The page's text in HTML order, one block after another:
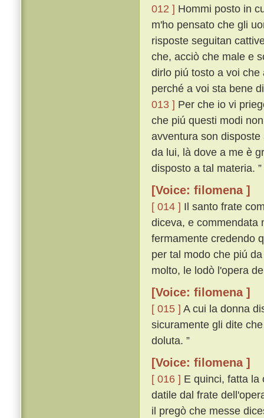
012 ] Hommi posto in
m'ho pensato che gli
risposte seguitan
che, acciò che male e
dirlo piú tosto a voi
perché a voi sta bene
013 ] Per che io vi
che piú questi modi
avventura son
da lui, là dove a me è
disposto a tal materia.
[Voice: filomena ]
[ 014 ] Il santo frate
diceva, e commendata
fermamente credendo
per tal modo che piú
molto, le lodò l'opera
[Voice: filomena ]
[ 015 ] A cui la donna
sicuramente gli dite
doluta. ”
[Voice: filomena ]
[ 016 ] E quinci, fatta la
datile dal frate
il pregò che messe